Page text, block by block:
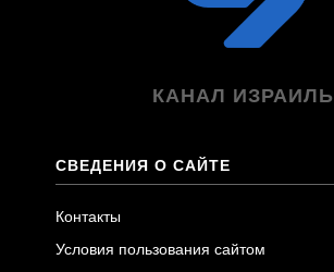
КАНАЛ ИЗРАИЛЬ
СВЕДЕНИЯ О САЙТЕ
Контакты
Условия пользования сайтом